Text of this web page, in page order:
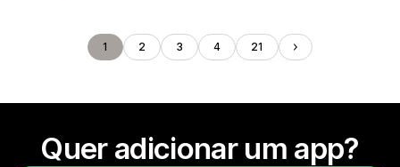
1 2 3 4 21
Quer adicionar um app?